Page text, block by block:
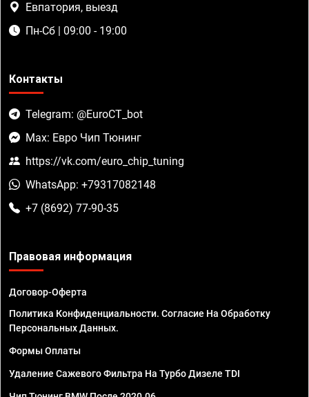
Евпатория, выезд
Пн-Сб | 09:00 - 19:00
Контакты
Telegram: @EuroCT_bot
Max: Евро Чип Тюнинг
https://vk.com/euro_chip_tuning
WhatsApp: +79317082148
+7 (8692) 77-90-35
Правовая информация
Договор-Оферта
Политика Конфиденциальности. Согласие На Обработку
Персональных Данных.
Формы Оплаты
Удаление Сажевого Фильтра На Турбо Дизеле TDI